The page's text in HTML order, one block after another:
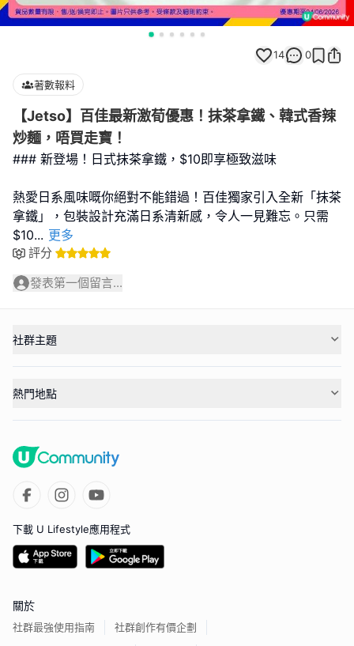
14 0
著數報料
【Jetso】百佳最新激荀優惠！抹茶拿鐵、韓式香辣
炒麵，唔買走寶！
### 新登場！日式抹茶拿鐵，$10即享極致滋味
熱愛日系風味嘅你絕對不能錯過！百佳獨家引入全新「抹茶
拿鐵」，包裝設計充滿日系清新感，令人一見難忘。只需
$10... 更多
評分
發表第一個留言...
社群主題
熱門地點
下載 U Lifestyle應用程式
關於
社群最強使用指南
社群創作有價企劃